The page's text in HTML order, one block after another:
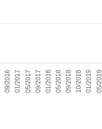
09/2016 01/2017 05/2017 09/2017 01/2018 05/2018 09/2018 10/2018 01/2019 05/2019